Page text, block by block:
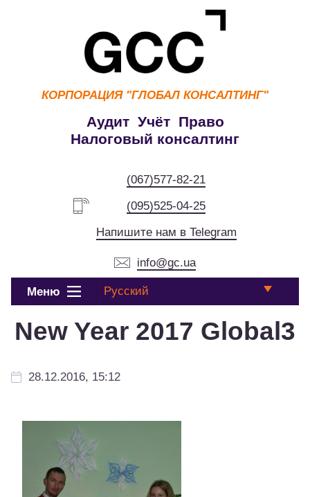
КОРПОРАЦИЯ "ГЛОБАЛ КОНСАЛТИНГ"
Аудит Учёт Право
Налоговый консалтинг
(067)577-82-21
(095)525-04-25
Напишите нам в Telegram
info@gc.ua
Меню Русский
New Year 2017 Global3
28.12.2016, 15:12